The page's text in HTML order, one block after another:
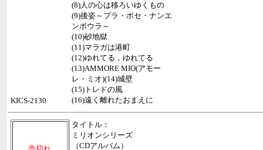
(8)人の心は移ろいゆくもの
(9)後姿～プラ・ボセ・ナンエ
ンボウラ～
(10)砂地獄
(11)マラガは港町
(12)ゆれてる，ゆれてる
(13)AMMORE MIO(アモー
レ・ミオ)(14)城壁
(15)トレドの風
(16)遠く離れたおまえに
KICS-2130
タイトル：
ミリオンシリーズ
（CDアルバム）